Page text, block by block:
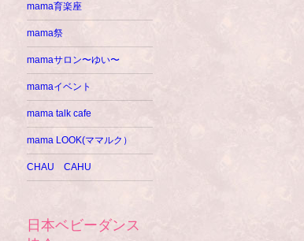
mama育楽座
mama祭
mamaサロン〜ゆい〜
mamaイベント
mama talk cafe
mama LOOK(ママルク）
CHAU CAHU
日本ベビーダンス